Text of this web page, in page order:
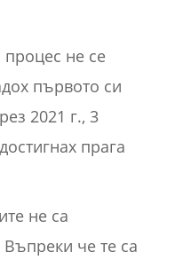
не се
първото си
2021 г., 3
прага
не са
че те са